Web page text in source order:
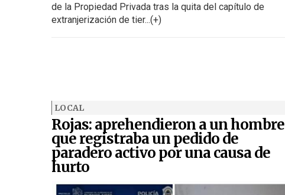
de la Propiedad Privada tras la quita del capítulo de
extranjerización de tier...(+)
LOCAL
Rojas: aprehendieron a un hombre
que registraba un pedido de
paradero activo por una causa de
hurto